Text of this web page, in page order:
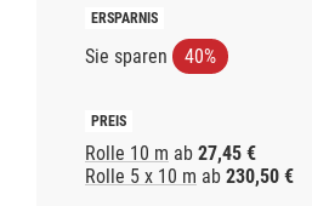
Sie sparen 40%
Rolle 10 m ab 27,45 €
Rolle 5 x 10 m ab 230,50 €